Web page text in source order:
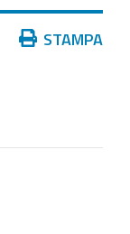
STAMPA